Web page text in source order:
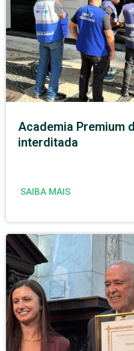
Academia Premium
interditada
SAIBA MAIS